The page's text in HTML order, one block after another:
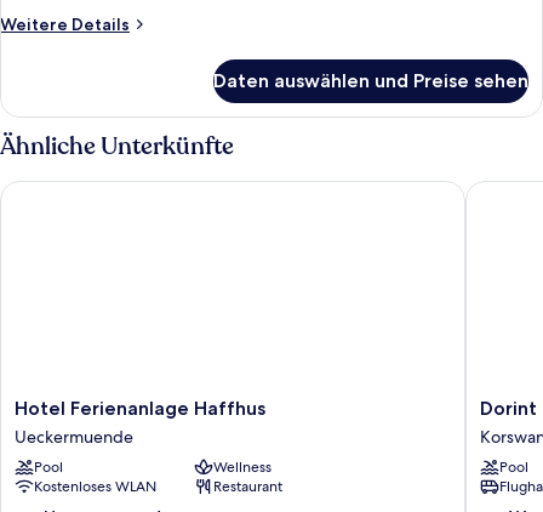
Weitere Details
Weitere
Apartment,
2 Schlafzimmer
Daten auswählen und Preise sehen
Ähnliche Unterkünfte
Hotel
Ferienanlage
Haffhus
Ueckermuende
Hotel Ferienanlage Haffhus
Ueckermuende
Pool
Wellness
Kostenloses WLAN
Restaurant
Hotel Ferienanlage Haffhus
Dorint
Resort
Baltic
Hills
Usedom
Dorint
Pool
Dorint